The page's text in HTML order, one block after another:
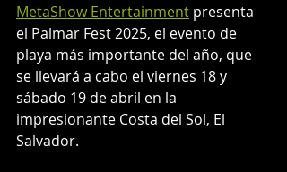
MetaShow Entertainment presenta
el Palmar Fest 2025, el evento de
playa más importante del año, que
se llevará a cabo el viernes 18 y
sábado 19 de abril en la
impresionante Costa del Sol, El
Salvador.